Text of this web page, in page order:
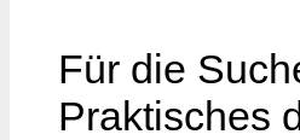
Für die
Praktisches